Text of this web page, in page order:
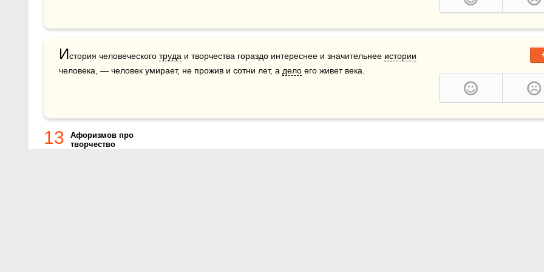
История человеческого труда и творчества гораздо интереснее и значительнее истории
человека, — человек умирает, не прожив и сотни лет, а дело его живет века.
13
Афоризмов про
творчество